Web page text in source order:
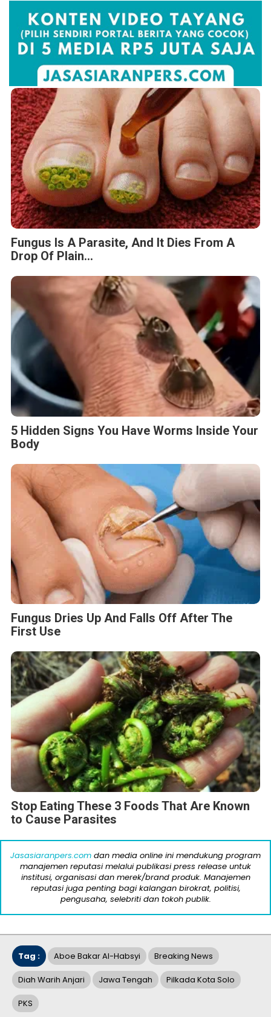
Fungus Is A Parasite, And It Dies From A
Drop Of Plain...
5 Hidden Signs You Have Worms Inside Your
Body
Fungus Dries Up And Falls Off After The
First Use
Stop Eating These 3 Foods That Are Known
to Cause Parasites
Jasasiaranpers.com dan media online ini mendukung program
manajemen reputasi melalui publikasi press release untuk
institusi, organisasi dan merek/brand produk. Manajemen
reputasi juga penting bagi kalangan birokrat, politisi,
pengusaha, selebriti dan tokoh publik.
Tag : Aboe Bakar Al-Habsyi Breaking News
Diah Warih Anjari Jawa Tengah Pilkada Kota Solo
PKS